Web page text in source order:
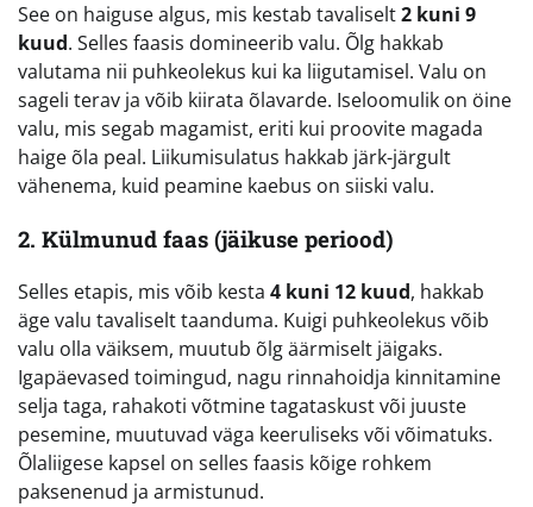
See on haiguse algus, mis kestab tavaliselt2 kuni 9
kuud. Selles faasis domineerib valu. Õlg hakkab
valutama nii puhkeolekus kui ka liigutamisel. Valu on
sageli terav ja võib kiirata õlavarde. Iseloomulik on öine
valu, mis segab magamist, eriti kui proovite magada
haige õla peal. Liikumisulatus hakkab järk-järgult
vähenema, kuid peamine kaebus on siiski valu.
2. Külmunud faas (jäikuse periood)
Selles etapis, mis võib kesta 4 kuni 12 kuud, hakkab
äge valu tavaliselt taanduma. Kuigi puhkeolekus võib
valu olla väiksem, muutub õlg äärmiselt jäigaks.
Igapäevased toimingud, nagu rinnahoidja kinnitamine
selja taga, rahakoti võtmine tagataskust või juuste
pesemine, muutuvad väga keeruliseks või võimatuks.
Õlaliigese kapsel on selles faasis kõige rohkem
paksenenud ja armistunud.